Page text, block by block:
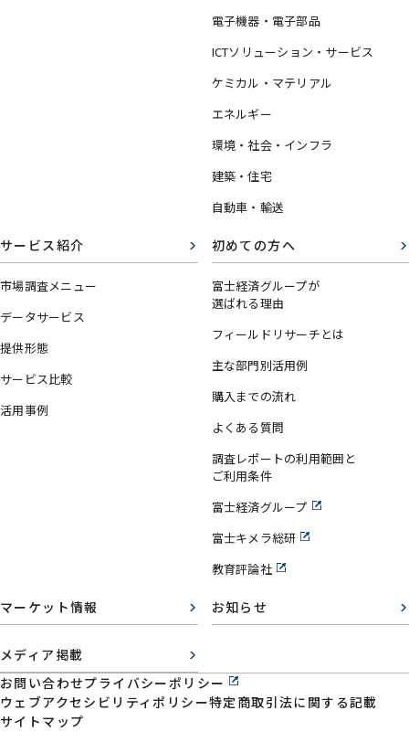
電子機器・電子部品
ICTソリューション・サービス
ケミカル・マテリアル
エネルギー
環境・社会・インフラ
建築・住宅
自動車・輸送
サービス紹介
市場調査メニュー
データサービス
提供形態
サービス比較
活用事例
初めての方へ
富士経済グループが
選ばれる理由
フィールドリサーチとは
主な部門別活用例
購入までの流れ
よくある質問
調査レポートの利用範囲と
ご利用条件
富士経済グループ
富士キメラ総研
教育評論社
マーケット情報 お知らせ
メディア掲載
お問い合わせプライバシーポリシー
ウェブアクセシビリティポリシー特定商取引法に関する記載
サイトマップ